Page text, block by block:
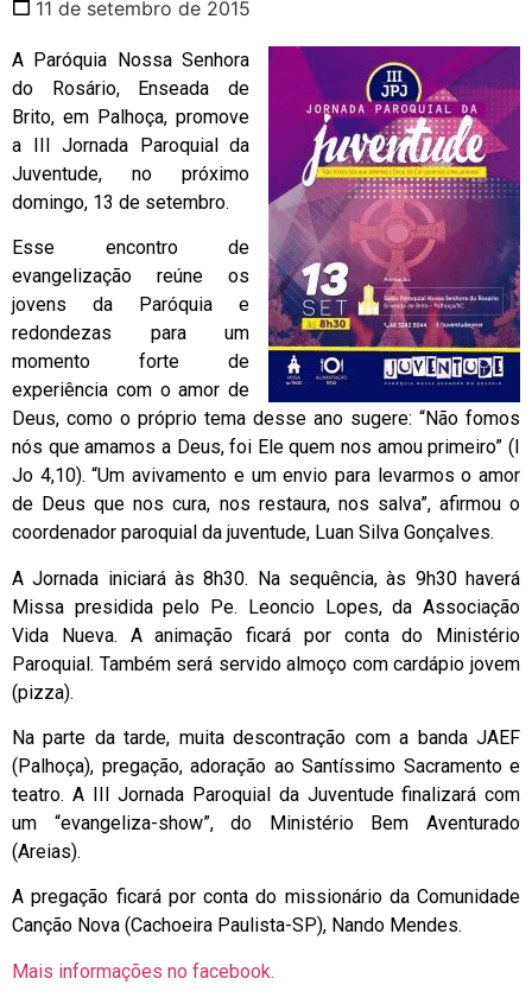
11 de setembro de 2015
A Paróquia Nossa Senhora
do Rosário, Enseada de
Brito, em Palhoça, promove
a III Jornada Paroquial da
Juventude, no próximo
domingo, 13 de setembro.
Esse encontro de
evangelização reúne os
jovens da Paróquia e
redondezas para um
momento forte de
experiência com o amor de
Deus, como o próprio tema desse ano sugere: “Não fomos
nós que amamos a Deus, foi Ele quem nos amou primeiro” (I
Jo 4,10). “Um avivamento e um envio para levarmos o amor
de Deus que nos cura, nos restaura, nos salva”, afirmou o
coordenador paroquial da juventude, Luan Silva Gonçalves.
A Jornada iniciará às 8h30. Na sequência, às 9h30 haverá
Missa presidida pelo Pe. Leoncio Lopes, da Associação
Vida Nueva. A animação ficará por conta do Ministério
Paroquial. Também será servido almoço com cardápio jovem
(pizza).
Na parte da tarde, muita descontração com a banda JAEF
(Palhoça), pregação, adoração ao Santíssimo Sacramento e
teatro. A III Jornada Paroquial da Juventude finalizará com
um “evangeliza-show”, do Ministério Bem Aventurado
(Areias).
A pregação ficará por conta do missionário da Comunidade
Canção Nova (Cachoeira Paulista-SP), Nando Mendes.
Mais informações no facebook.